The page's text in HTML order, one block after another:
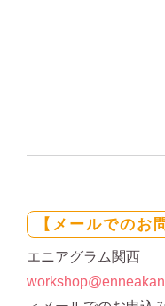
【メールでのお
エニアグラム関西